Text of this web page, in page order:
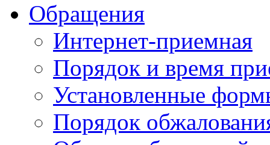
Обращения
Интернет-приемная
Порядок и время
Установленные
Порядок